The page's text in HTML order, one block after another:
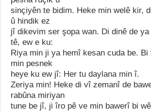
sinçiyên te bidim. Heke min welê kir,
û hindik ez
jî dikevim ser şopa wan. Di dinê de
tê, ew e ku:
Riya min ji ya hemî kesan cuda be. Bi
min pesnek
heye ku ew jî: Her tu daylana min î.
Zeriya min! Heke di vî zemanî de
rabûna miriyan
tune be jî, ji îro pê ve min bawerî bi